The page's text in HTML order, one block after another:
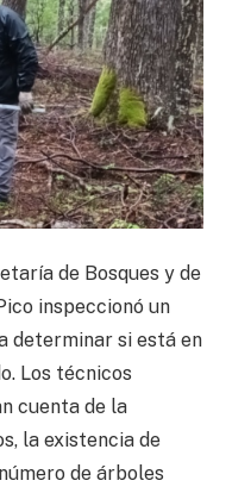
de Bosques y de
inspeccionó un
determinar si está en
Los técnicos
cuenta de la
la existencia de
de árboles